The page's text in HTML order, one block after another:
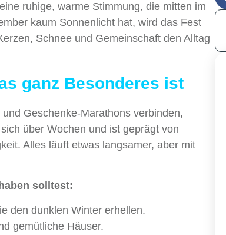
ruhige, warme Stimmung, die mitten im
kaum Sonnenlicht hat, wird das Fest
Schnee und Gemeinschaft den Alltag
ganz Besonderes ist
Geschenke-Marathons verbinden,
über Wochen und ist geprägt von
Alles läuft etwas langsamer, aber mit
solltest:
den dunklen Winter erhellen.
gemütliche Häuser.